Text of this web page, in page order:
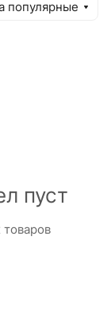
популярные
пуст